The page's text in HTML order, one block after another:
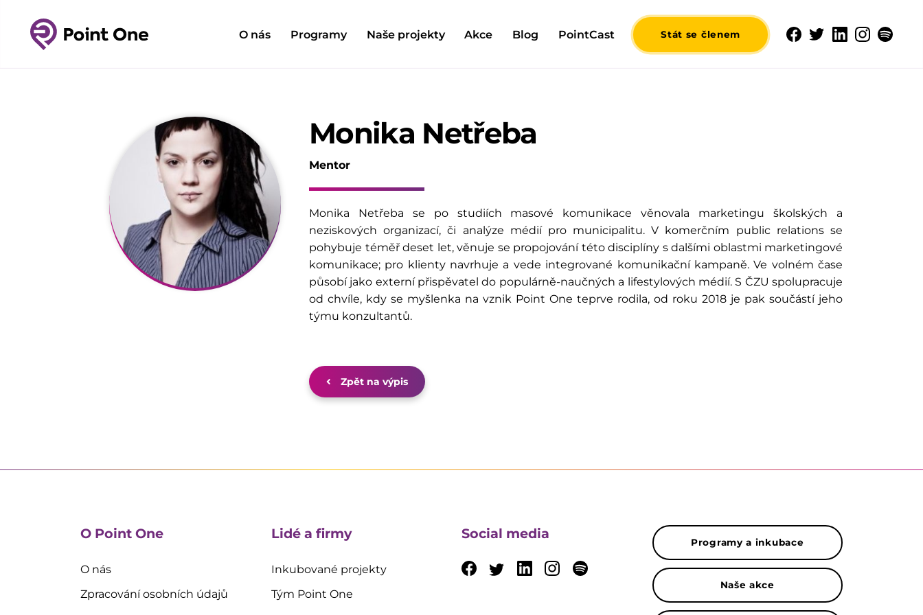
O nás Programy Naše projekty Akce Blog PointCast Stát se členem
Monika Netřeba
Mentor
Monika Netřeba se po studiích masové komunikace věnovala marketingu školských a
neziskových organizací, či analýze médií pro municipalitu. V komerčním public relations se
pohybuje téměř deset let, věnuje se propojování této disciplíny s dalšími oblastmi marketingové
komunikace; pro klienty navrhuje a vede integrované komunikační kampaně. Ve volném čase
působí jako externí přispěvatel do populárně-naučných a lifestylových médií. S ČZU spolupracuje
od chvíle, kdy se myšlenka na vznik Point One teprve rodila, od roku 2018 je pak součástí jeho
týmu konzultantů.
Zpět na výpis
O Point One
O nás
Zpracování osobních údajů
Lidé a firmy
Inkubované projekty
Tým Point One
Social media
Programy a inkubace
Naše akce